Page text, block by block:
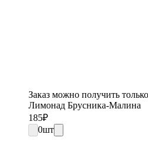
Заказ можно получить
Лимонад Брусника-Малина
185₽
0шт